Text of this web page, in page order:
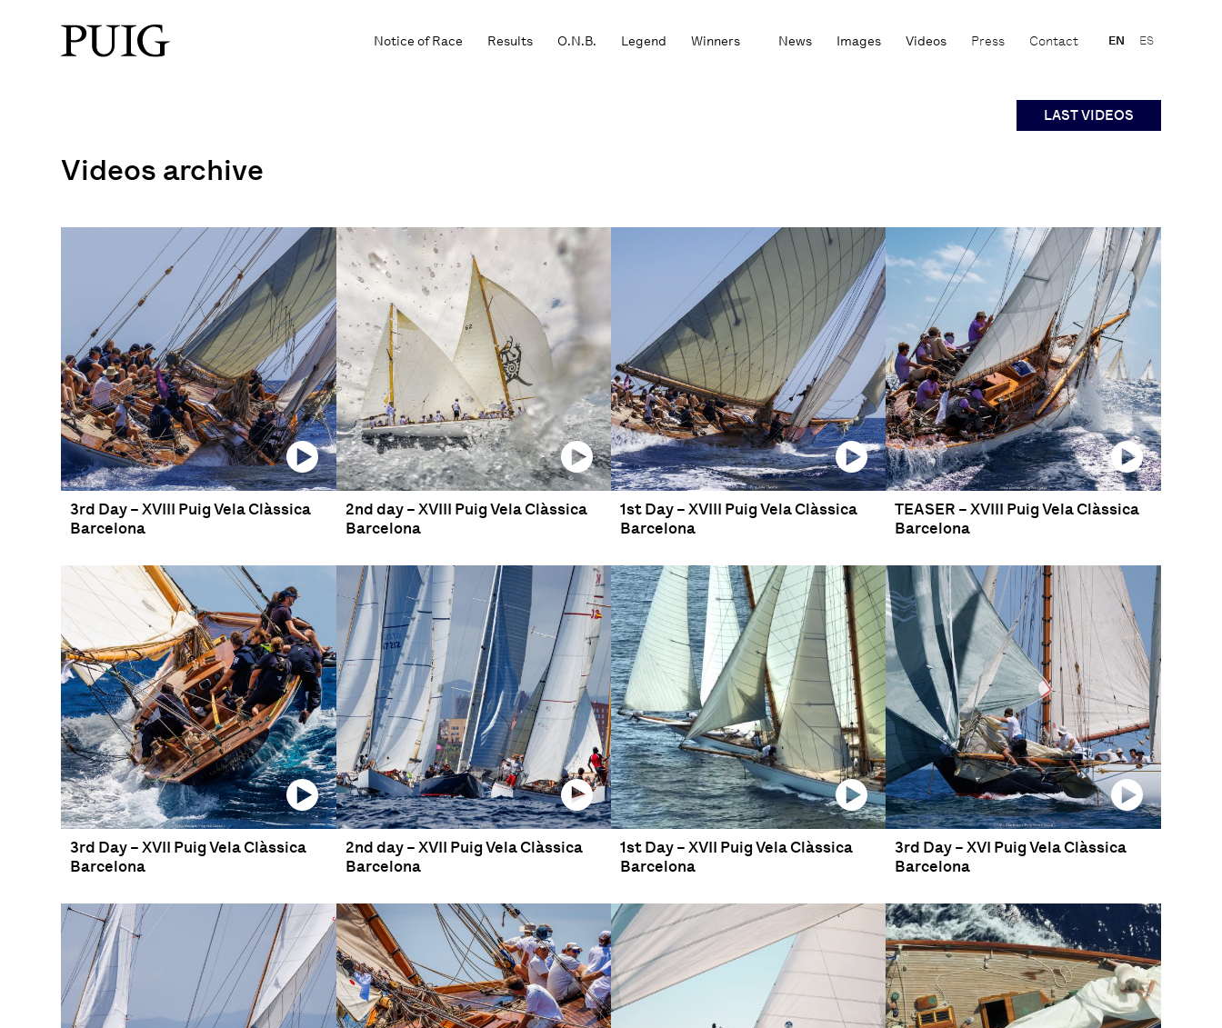
Notice of Race Results O.N.B. Legend Winners News Images Videos Press Contact EN ES
Videos archive
LAST VIDEOS
3rd Day – XVIII Puig Vela Clàssica
Barcelona
2nd day – XVIII Puig Vela Clàssica
Barcelona
1st Day – XVIII Puig Vela Clàssica
Barcelona
TEASER – XVIII Puig Vela Clàssica
Barcelona
3rd Day – XVII Puig Vela Clàssica
Barcelona
2nd day – XVII Puig Vela Clàssica
Barcelona
1st Day – XVII Puig Vela Clàssica
Barcelona
3rd Day – XVI Puig Vela Clàssica
Barcelona